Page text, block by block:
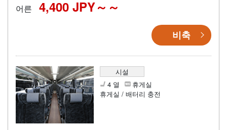
어른 4,400 JPY～
비축
시설
4 열
휴게실
휴게실 / 배터리 충전